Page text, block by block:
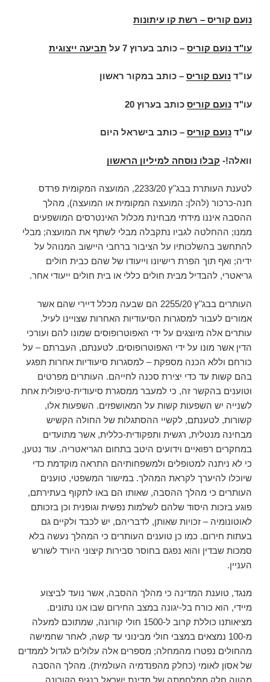
נועם קוריס – רשת קו עיתונות
עו"ד נועם קוריס – כותב בערוץ 7 על תביעה ייצוגית
עו”ד נועם קוריס – כותב במקור ראשון
עו"ד נועם קוריס כותב בערוץ 20
עו"ד נועם קוריס – כותב בישראל היום
וואלה!- קבלו נוסחה למיליון הראשון
לטענת העותרת בבג"ץ 2233/20, המועצה המקומית פרדס
חנה-כרכור (להלן: המועצה המקומית או המועצה), מהלך
ההסבה איננו מידתי מבחינת מכלול האינטרסים המושפעים
ממנו; ההחלטה לגביו נתקבלה מבלי לשתף את המועצה; מבלי
להתחשב בהשלכותיו על הציבור ברחבי היישוב המנוהל על
ידיה; ואף תוך הפרת רישיונו וייעודו של שהם כבית חולים
גריאטרי, להבדיל מבית חולים כללי או בית חולים ייעודי אחר.
העותרים בבג"ץ 2255/20 הם שבעה מכלל דיירי שהם אשר
אמורים לעבור למסגרות הסיעודיות האחרות שצויינו לעיל.
עותרים אלה מיוצגים על ידי האפוטרופוסים שמונו להם ועורכי
הדין אשר מונו על ידי האפוטרופוסים. לטענתם, העברתם – על
כורחם וללא הכנה מספקת – למסגרות סיעודיות אחרות תפגע
בהם קשות עד כדי יצירת סכנה לחייהם. העותרים מפרטים
וטוענים בהקשר זה, כי למעבר ממסגרת סיעודית-טיפולית אחת
לשנייה יש השפעות קשות על המאושפזים. השפעות אלו,
קשורות, לטענתם, לקשיי ההסתגלות של החולה הקשיש
מבחינה מנטלית, רגשית ותפקודית-כללית, אשר מתועדים
במחקרים רפואיים וידועים היטב בתחום הגריאטריה. עוד נטען,
כי לא ניתנה למטופלים ולמשפחותיהם התראה מוקדמת כדי
שיוכלו להיערך לקראת המהלך. במישור המשפטי, טוענים
העותרים כי מהלך ההסבה, שאותו הם באו לתקוף בעתירתם,
פוגע בזכות היסוד שלהם לשלמות נפשית וגופנית וכן בזכותם
לאוטונומיה – זכויות שאותן, לדבריהם, יש לכבד ולקיים גם
בעתות חירום. כמו כן טוענים העותרים כי המהלך נעשה בלא
סמכות שבדין והוא נפגם בחוסר סבירות קיצוני היורד לשורש
העניין.
מנגד, טוענת המדינה כי מהלך ההסבה, אשר נועד לביצוע
מיידי, הוא כורח בל-יגונה במצב החירום שבו אנו נתונים.
מציאותנו כוללת קרוב ל-1500 חולי קורונה, שמתוכם למעלה
מ-100 נמצאים במצבי חולי מבינוני עד קשה, לאחר שחמישה
מהחולים נפטרו מהמחלה; מספרים אלה עלולים לגדול לממדים
של אסון לאומי (כחלק מהפנדמיה העולמית). מהלך ההסבה
מהווה חלק ממלחמתה של מדינת ישראל בנגיף הקורונה